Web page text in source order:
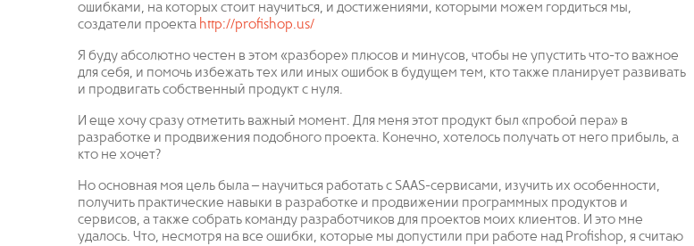
ошибками, на которых стоит научиться, и достижениями, которыми можем гордиться мы,
создатели проекта http://profishop.us/
Я буду абсолютно честен в этом «разборе» плюсов и минусов, чтобы не упустить что-то важное
для себя, и помочь избежать тех или иных ошибок в будущем тем, кто также планирует развивать
и продвигать собственный продукт с нуля.
И еще хочу сразу отметить важный момент. Для меня этот продукт был «пробой пера» в
разработке и продвижения подобного проекта. Конечно, хотелось получать от него прибыль, а
кто не хочет?
Но основная моя цель была – научиться работать с SAAS-сервисами, изучить их особенности,
получить практические навыки в разработке и продвижении программных продуктов и
сервисов, а также собрать команду разработчиков для проектов моих клиентов. И это мне
удалось. Что, несмотря на все ошибки, которые мы допустили при работе над Profishop, я считаю